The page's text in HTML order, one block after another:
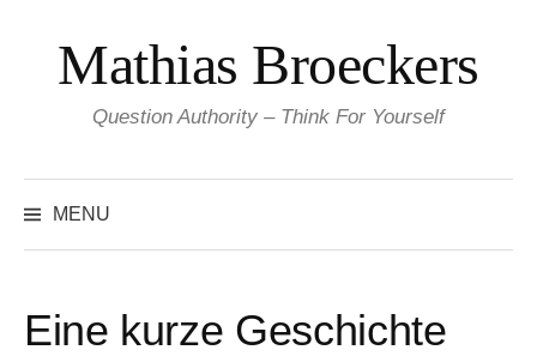
content
Mathias Broeckers
Question Authority – Think For Yourself
MENU
Eine kurze Geschichte